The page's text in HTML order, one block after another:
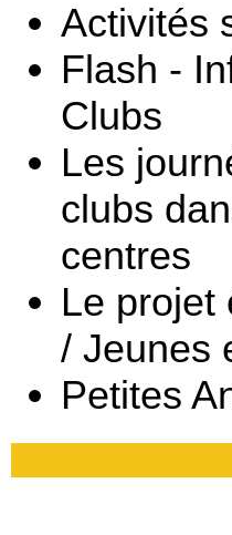
Activités
Flash -
Clubs
Les
clubs
centres
Le projet
/ Jeunes
Petites